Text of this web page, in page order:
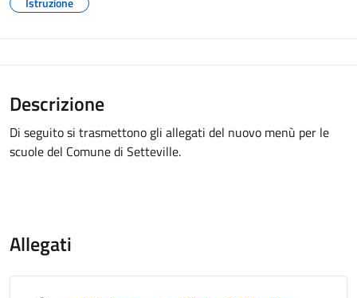
Descrizione
Di seguito si trasmettono gli allegati del nuovo menù per le
scuole del Comune di Setteville.
Allegati